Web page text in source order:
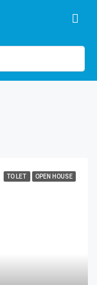
TO LET OPEN HOUSE